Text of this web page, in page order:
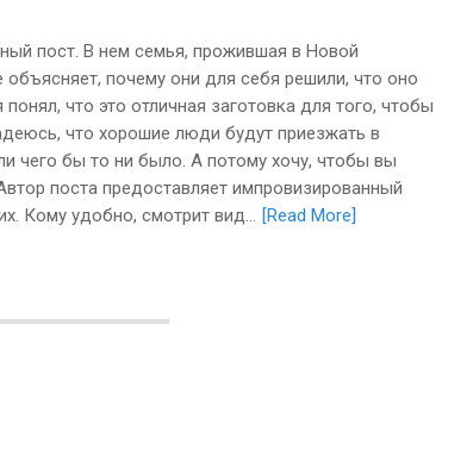
пост. В нем семья, прожившая в Новой
почему они для себя решили, что оно
что это отличная заготовка для того, чтобы
что хорошие люди будут приезжать в
чего бы то ни было. А потому хочу, чтобы вы
поста предоставляет импровизированный
Кому удобно, смотрит вид... [Read More]